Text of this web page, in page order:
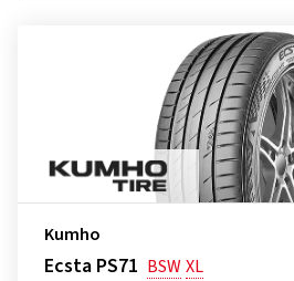
Kumho
Ecsta PS71 BSWXL